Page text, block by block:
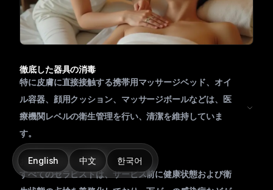
徹底した器具の消毒
特に皮膚に直接接触する携帯用マッサージベッド、オイ
ル容器、顔用クッション、マッサージボールなどは、医
療機関レベルの衛生管理を行い、清潔を維持していま
す。
お客様の安全への配慮
すべてのセラピストは、サービス前に健康状態および衛
English 中文 한국어